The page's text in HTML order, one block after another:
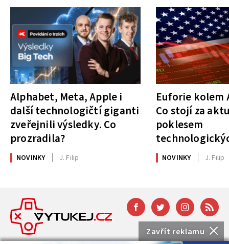
Zavřít reklamu
Alphabet, Meta, Apple i
další technologičtí giganti
zveřejnili výsledky. Co
prozradila?
NOVINKY J. Filip
Euforie kolem
Co stojí za
poklesem
NOVINKY J. Filip